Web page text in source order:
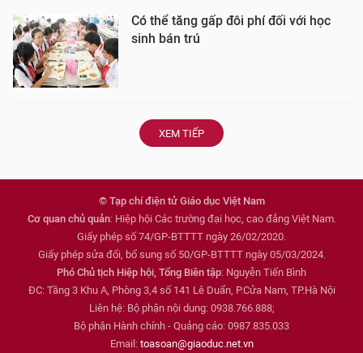
Có thể tăng gấp đôi phí đối với học
sinh bán trú
XEM TIẾP
© Tạp chí điện tử Giáo dục Việt Nam
Cơ quan chủ quản: Hiệp hội Các trường đại học, cao đẳng Việt Nam.
Giấy phép số 74/GP-BTTTT ngày 26/02/2020.
Giấy phép sửa đổi, bổ sung số 50/GP-BTTTT ngày 05/03/2024.
Phó Chủ tịch Hiệp hội, Tổng Biên tập: Nguyễn Tiến Bình
ĐC: Tầng 3 Khu A, Phòng 3,4 số 141 Lê Duẩn, P.Cửa Nam, TP.Hà Nội
Liên hệ: Bộ phận nội dung: 0938.766.888;
Bộ phận Hành chính - Quảng cáo: 0987.835.033
Email: toasoan@giaoduc.net.vn